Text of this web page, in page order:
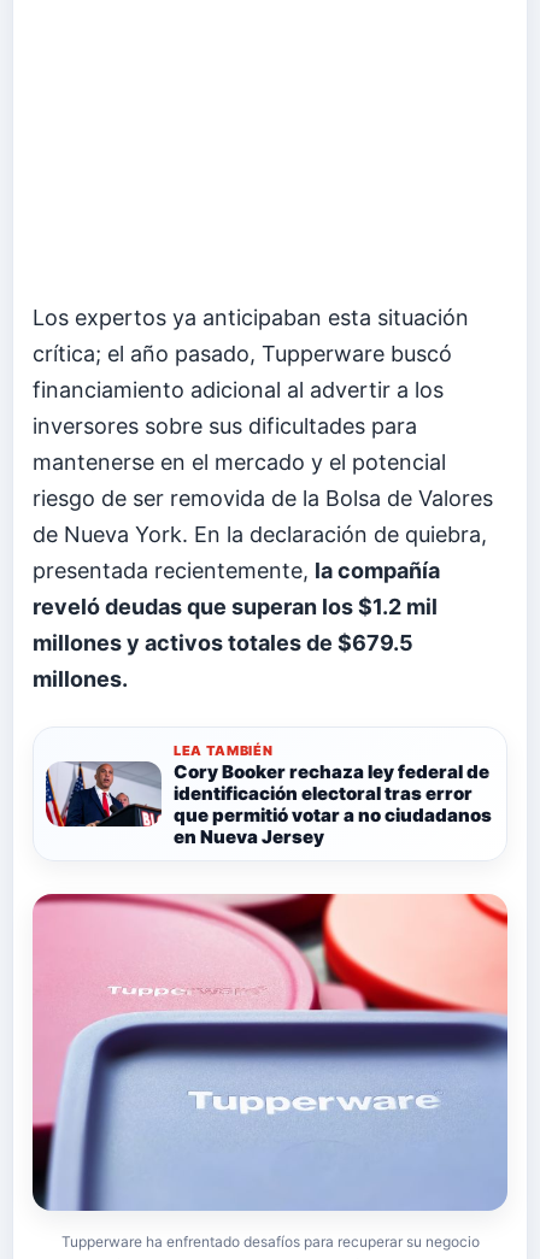
Los expertos ya anticipaban esta situación
crítica; el año pasado, Tupperware buscó
financiamiento adicional al advertir a los
inversores sobre sus dificultades para
mantenerse en el mercado y el potencial
riesgo de ser removida de la Bolsa de Valores
de Nueva York. En la declaración de quiebra,
presentada recientemente, la compañía
reveló deudas que superan los $1.2 mil
millones y activos totales de $679.5
millones.
LEA TAMBIÉN
Cory Booker rechaza ley federal de
identificación electoral tras error
que permitió votar a no ciudadanos
en Nueva Jersey
Tupperware ha enfrentado desafíos para recuperar su negocio